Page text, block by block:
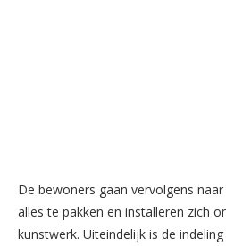
De bewoners gaan vervolgens
alles te pakken en installeren zich
kunstwerk. Uiteindelijk is de